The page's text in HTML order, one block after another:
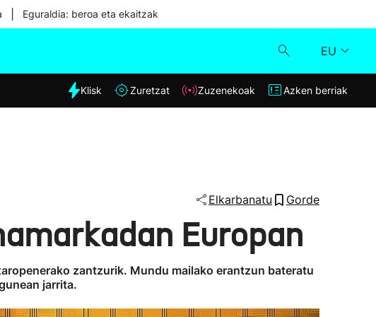
Eguraldia: beroa eta ekaitzak
EU
Eguraldia
Klisk
Azken berriak
Klisk Zuretzat Zuzenekoak Azken berriak
Elkarbanatu Gorde
Europan
zantzurik. Mundu mailako erantzun bateratu
jarrita.